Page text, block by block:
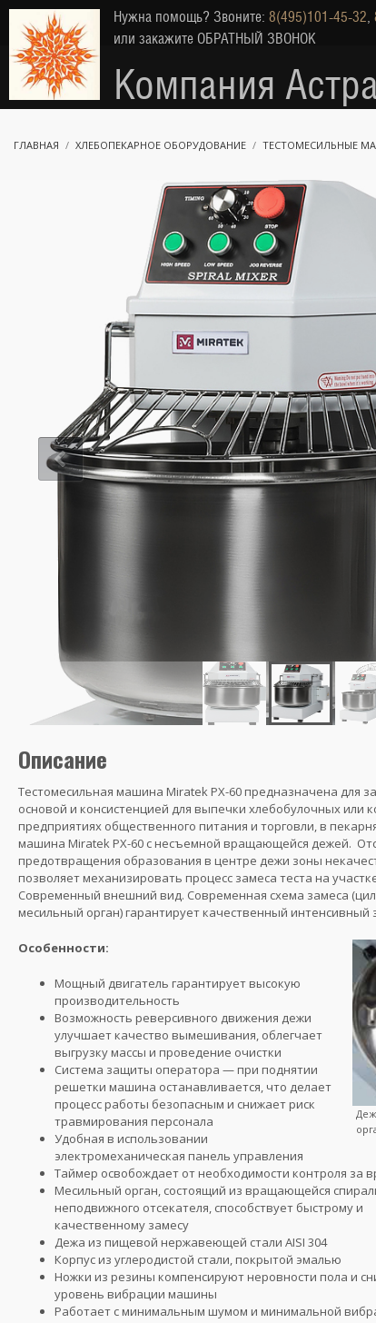
Нужна помощь? Звоните: 8(495)101-45-32,
или закажите ОБРАТНЫЙ ЗВОНОК
Компания
ГЛАВНАЯ ХЛЕБОПЕКАРНОЕ ОБОРУДОВАНИЕ ТЕСТОМЕСИЛЬНЫЕ
Описание
Тестомесильная машина Miratek PX-60 предназначена для
основой и консистенцией для выпечки хлебобулочных или
предприятиях общественного питания и торговли, в
машина Miratek PX-60 с несъемной вращающейся дежей.
предотвращения образования в центре дежи зоны
позволяет механизировать процесс замеса теста на
Современный внешний вид. Современная схема замеса
месильный орган) гарантирует качественный интенсивный
Особенности:
Мощный двигатель гарантирует высокую
производительность
Возможность реверсивного движения дежи
улучшает качество вымешивания, облегчает
выгрузку массы и проведение очистки
Система защиты оператора — при поднятии
решетки машина останавливается, что делает
процесс работы безопасным и снижает риск
травмирования персонала
Удобная в использовании
электромеханическая панель управления
Таймер освобождает от необходимости контроля
Месильный орган, состоящий из вращающейся
неподвижного отсекателя, способствует быстрому и
качественному замесу
Дежа из пищевой нержавеющей стали AISI 304
Корпус из углеродистой стали, покрытой эмалью
Ножки из резины компенсируют неровности пола и
уровень вибрации машины
Работает с минимальным шумом и минимальной